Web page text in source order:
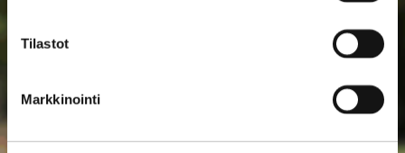
Tilastot
Markkinointi